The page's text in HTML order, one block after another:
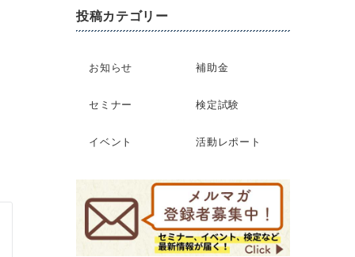
投稿カテゴリー
お知らせ 補助金
セミナー 検定試験
イベント 活動レポート